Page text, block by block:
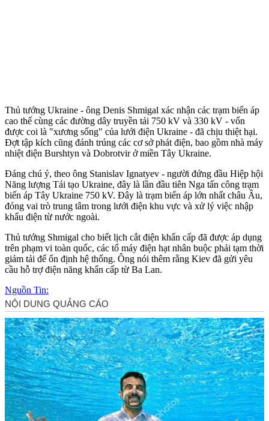
Thủ tướng Ukraine - ông Denis Shmigal xác nhận các trạm biến áp
cao thế cùng các đường dây truyền tải 750 kV và 330 kV - vốn
được coi là "xương sống" của lưới điện Ukraine - đã chịu thiệt hại.
Đợt tập kích cũng đánh trúng các cơ sở phát điện, bao gồm nhà máy
nhiệt điện Burshtyn và Dobrotvir ở miền Tây Ukraine.
Đáng chú ý, theo ông Stanislav Ignatyev - người đứng đầu Hiệp hội
Năng lượng Tái tạo Ukraine, đây là lần đầu tiên Nga tấn công trạm
biến áp Tây Ukraine 750 kV. Đây là trạm biến áp lớn nhất châu Âu,
đóng vai trò trung tâm trong lưới điện khu vực và xử lý việc nhập
khẩu điện từ nước ngoài.
Thủ tướng Shmigal cho biết lịch cắt điện khẩn cấp đã được áp dụng
trên phạm vi toàn quốc, các tổ máy điện hạt nhân buộc phải tạm thời
giảm tải để ổn định hệ thống. Ông nói thêm rằng Kiev đã gửi yêu
cầu hỗ trợ điện năng khẩn cấp từ Ba Lan.
Nguồn Tin: